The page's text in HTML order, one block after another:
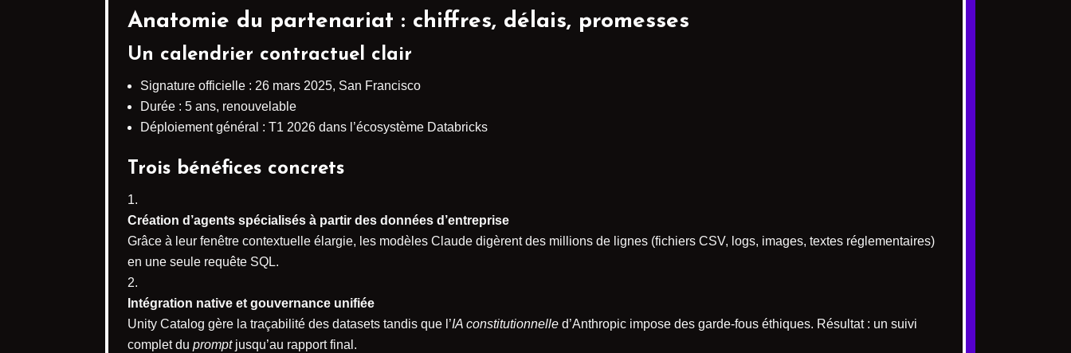
Anatomie du partenariat : chiffres, délais, promesses
Un calendrier contractuel clair
Signature officielle : 26 mars 2025, San Francisco
Durée : 5 ans, renouvelable
Déploiement général : T1 2026 dans l’écosystème Databricks
Trois bénéfices concrets
Création d’agents spécialisés à partir des données d’entreprise
Grâce à leur fenêtre contextuelle élargie, les modèles Claude digèrent des millions de lignes (fichiers CSV, logs, images, textes réglementaires)
en une seule requête SQL.
Intégration native et gouvernance unifiée
Unity Catalog gère la traçabilité des datasets tandis que l’IA constitutionnelle d’Anthropic impose des garde-fous éthiques. Résultat : un suivi
complet du promptjusqu’au rapport final.